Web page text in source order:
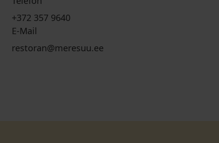
+372 357 9640
E-Mail
restoran@meresuu.ee